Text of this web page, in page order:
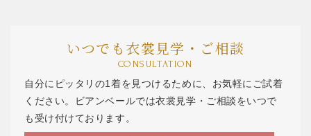
いつでも衣裳見学・ご相談
CONSULTATION
自分にピッタリの1着を見つけるために、お気軽にご試着
ください。ビアンベールでは衣裳見学・ご相談をいつで
も受け付けております。